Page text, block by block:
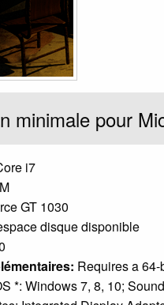
minimale pour
i7
GT 1030
disque disponible
Requires a
*: Windows 7, 8, 10;